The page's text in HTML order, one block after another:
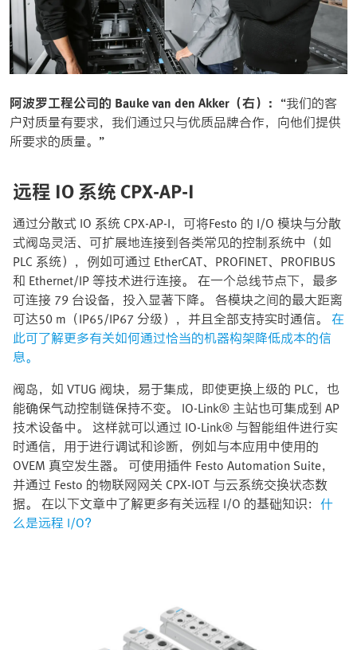
阿波罗工程公司的 Bauke van den Akker（右）： “我们的客
户对质量有要求，我们通过只与优质品牌合作，向他们提供
所要求的质量。”
远程 IO 系统 CPX-AP-I
通过分散式 IO 系统 CPX-AP-I，可将Festo 的 I/O 模块与分散
式阀岛灵活、可扩展地连接到各类常见的控制系统中（如
PLC 系统），例如可通过 EtherCAT、PROFINET、PROFIBUS
和 Ethernet/IP 等技术进行连接。 在一个总线节点下，最多
可连接 79 台设备，投入显著下降。 各模块之间的最大距离
可达50 m（IP65/IP67 分级），并且全部支持实时通信。 在
此可了解更多有关如何通过恰当的机器构架降低成本的信
息。
阀岛，如 VTUG 阀块，易于集成，即使更换上级的 PLC，也
能确保气动控制链保持不变。 IO-Link® 主站也可集成到 AP
技术设备中。 这样就可以通过 IO-Link® 与智能组件进行实
时通信，用于进行调试和诊断，例如与本应用中使用的
OVEM 真空发生器。 可使用插件 Festo Automation Suite，
并通过 Festo 的物联网网关 CPX-IOT 与云系统交换状态数
据。 在以下文章中了解更多有关远程 I/O 的基础知识： 什
么是远程 I/O？